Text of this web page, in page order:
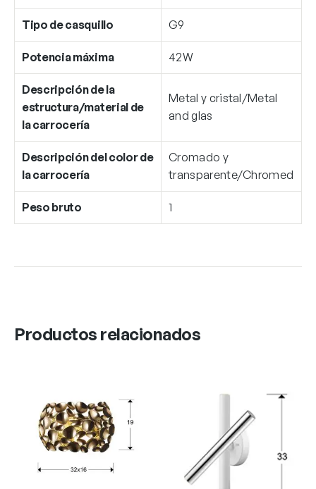
Tipo de casquillo G9
Potencia máxima 42W
Descripción de la
estructura/material de
la carrocería
Metal y cristal/Metal
and glas
Descripción del color de
la carrocería
Cromado y
transparente/Chromed
Peso bruto 1
Productos relacionados